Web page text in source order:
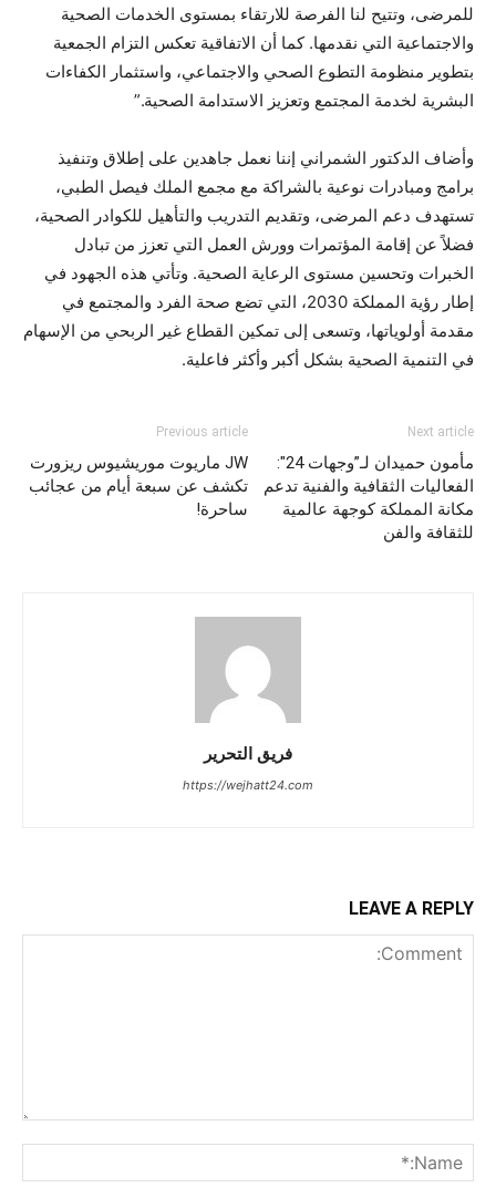
للمرضى، وتتيح لنا الفرصة للارتقاء بمستوى الخدمات الصحية
والاجتماعية التي نقدمها. كما أن الاتفاقية تعكس التزام الجمعية
بتطوير منظومة التطوع الصحي والاجتماعي، واستثمار الكفاءات
البشرية لخدمة المجتمع وتعزيز الاستدامة الصحية.”
وأضاف الدكتور الشمراني إننا نعمل جاهدين على إطلاق وتنفيذ
برامج ومبادرات نوعية بالشراكة مع مجمع الملك فيصل الطبي،
تستهدف دعم المرضى، وتقديم التدريب والتأهيل للكوادر الصحية،
فضلاً عن إقامة المؤتمرات وورش العمل التي تعزز من تبادل
الخبرات وتحسين مستوى الرعاية الصحية. وتأتي هذه الجهود في
إطار رؤية المملكة 2030، التي تضع صحة الفرد والمجتمع في
مقدمة أولوياتها، وتسعى إلى تمكين القطاع غير الربحي من الإسهام
في التنمية الصحية بشكل أكبر وأكثر فاعلية.
Previous article
JW ماريوت موريشيوس ريزورت
تكشف عن سبعة أيام من عجائب
ساحرة!
Next article
مأمون حميدان لـ”وجهات 24″:
الفعاليات الثقافية والفنية تدعم
مكانة المملكة كوجهة عالمية
للثقافة والفن
فريق التحرير
https://wejhatt24.com
LEAVE A REPLY